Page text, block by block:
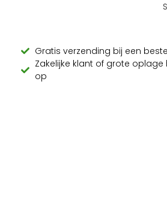
Gratis verzending bij een
Zakelijke klant of grote
op